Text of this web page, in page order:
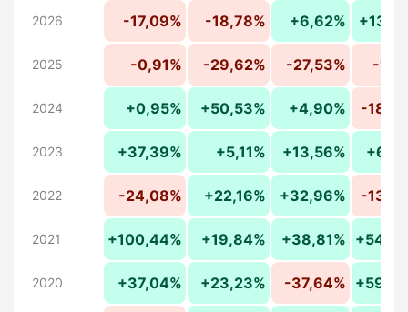
2026 -17,09% -18,78% +6,62%
2025 -0,91% -29,62% -27,53% -
2024 +0,95% +50,53% +4,90% -
2023 +37,39% +5,11% +13,56%
2022 -24,08% +22,16% +32,96% -
2021 +100,44% +19,84% +38,81%
2020 +37,04% +23,23% -37,64%